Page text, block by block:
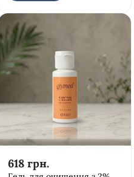
618 грн.